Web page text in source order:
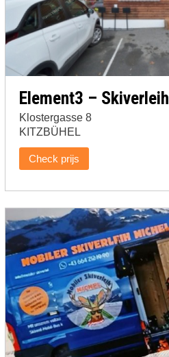
Element3 – Skiverleih
Klostergasse 8
KITZBÜHEL
Check prijs